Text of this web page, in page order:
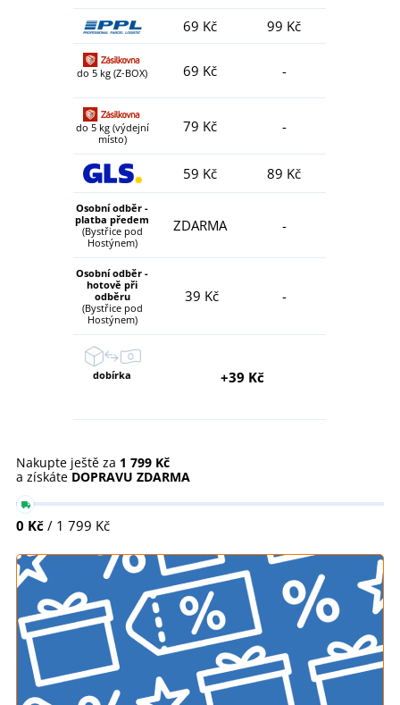
69 Kč
99 Kč
do 5 kg (Z-BOX) 69 Kč -
do 5 kg (výdejní
místo)
79 Kč -
59 Kč 89 Kč
Osobní odběr -
platba předem
(Bystřice pod
Hostýnem)
ZDARMA -
Osobní odběr -
hotově při
odběru
(Bystřice pod
Hostýnem)
39 Kč -
dobírka +39 Kč
Nakupte ještě za 1 799 Kč
a získáte DOPRAVU ZDARMA
0 Kč / 1 799 Kč